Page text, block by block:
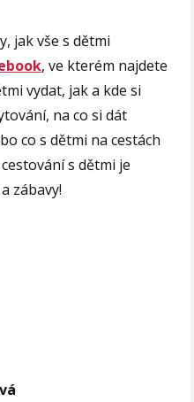
jak vše s dětmi
, ve kterém najdete
vydat, jak a kde si
na co si dát
co s dětmi na cestách
s dětmi je
zábavy!